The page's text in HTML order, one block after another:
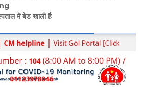
में बेड खाली हैै